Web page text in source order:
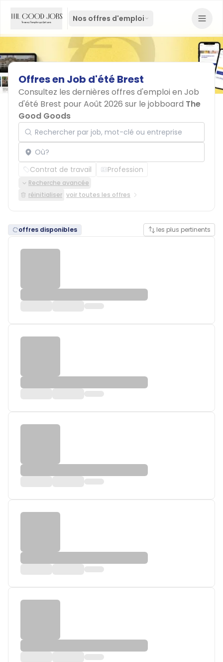
Nos offres d'emploi
Offresen Job d'été Brest
Consultez les dernières offres d'emploi en Job
d'été Brest pour Août 2026 sur le jobboard The
Good Goods
Rechercher par job, mot-clé ou entreprise
Localisation
Contrat de travail Profession
Recherche avancée
réinitialiser voir toutes les offres
offres disponibles les plus pertinents